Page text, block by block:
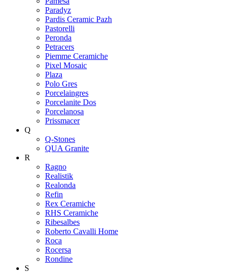
Paradyz
Pardis Ceramic Pazh
Pastorelli
Peronda
Petracers
Piemme Ceramiche
Pixel Mosaic
Plaza
Polo Gres
Porcelaingres
Porcelanite Dos
Porcelanosa
Prissmacer
Q
Q-Stones
QUA Granite
R
Ragno
Realistik
Realonda
Refin
Rex Ceramiche
RHS Ceramiche
Ribesalbes
Roberto Cavalli Home
Roca
Rocersa
Rondine
S